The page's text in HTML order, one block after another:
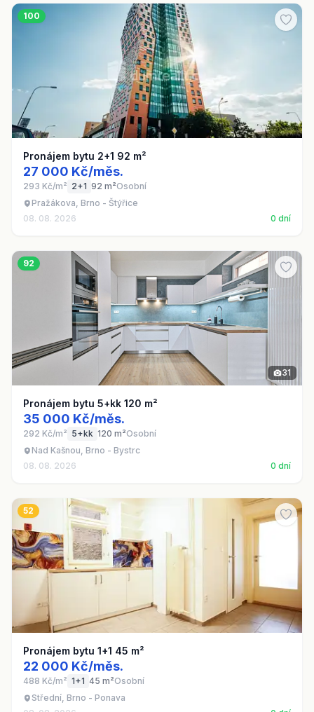
100
Pronájem bytu 2+1 92 m²
27 000 Kč/měs.
293 Kč/m² 2+1 92 m²Osobní
Pražákova, Brno - Štýřice
08. 08. 2026
0 dní
92
31
Pronájem bytu 5+kk 120 m²
35 000 Kč/měs.
292 Kč/m² 5+kk 120 m²Osobní
Nad Kašnou, Brno - Bystrc
08. 08. 2026
0 dní
52
Pronájem bytu 1+1 45 m²
22 000 Kč/měs.
488 Kč/m² 1+1 45 m²Osobní
Střední, Brno - Ponava